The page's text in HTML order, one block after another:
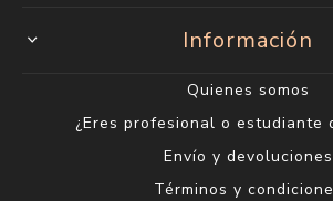
Información
Quienes somos
¿Eres profesional o estudiante
Envío y devoluciones
Términos y